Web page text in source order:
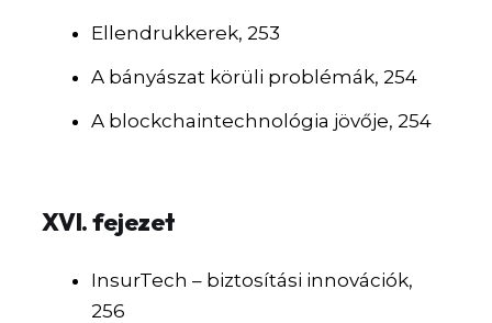
Ellendrukkerek, 253
A bányászat körüli problémák, 254
A blockchaintechnológia jövője, 254
XVI. fejezet
InsurTech – biztosítási innovációk,
256